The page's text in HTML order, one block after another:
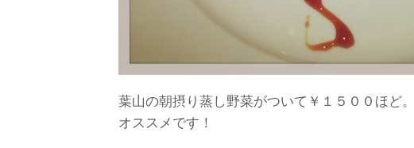
葉山の朝摂り蒸し野菜がついて￥１５００ほど。
オススメです！